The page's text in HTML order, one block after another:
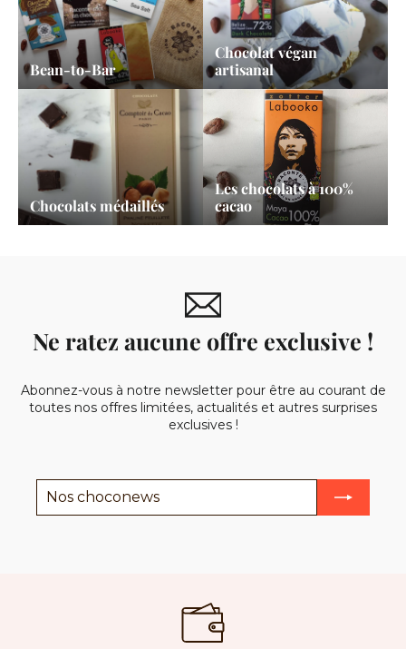
Bean-to-Bar
Chocolat végan
artisanal
Chocolats médaillés
Les chocolats à 100%
cacao
Ne ratez aucune offre exclusive !
Abonnez-vous à notre newsletter pour être au courant de
toutes nos offres limitées, actualités et autres surprises
exclusives !
choconews